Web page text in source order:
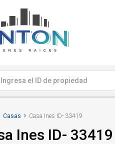
Casas Casa Ines ID- 33419
Ines ID- 33419